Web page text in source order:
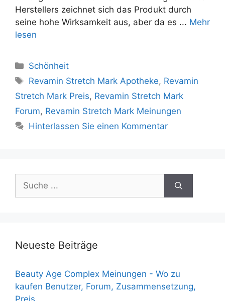
Herstellers zeichnet sich das Produkt durch
seine hohe Wirksamkeit aus, aber da es ... Mehr
lesen
Kategorien
Schönheit
Tags
Revamin Stretch Mark Apotheke, Revamin
Stretch Mark Preis, Revamin Stretch Mark
Forum, Revamin Stretch Mark Meinungen
Hinterlassen Sie einen Kommentar
Suche
nach:
Neueste Beiträge
Beauty Age Сomplex Meinungen - Wo zu
kaufen Benutzer, Forum, Zusammensetzung,